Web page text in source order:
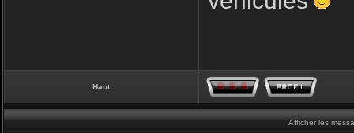
Haut
Afficher les